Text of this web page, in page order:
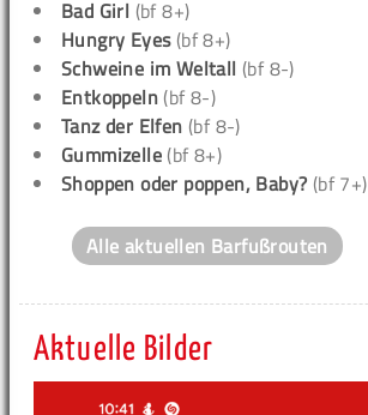
Bad Girl (bf 8+)
Hungry Eyes(bf 8+)
Schweine im Weltall (bf 8-)
Entkoppeln (bf 8-)
Tanz der Elfen (bf 8-)
Gummizelle (bf 8+)
Shoppen oder poppen, Baby? (bf 7+)
Alle aktuellen Barfußrouten
Aktuelle Bilder